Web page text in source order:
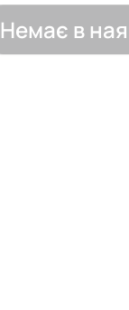
Немає в